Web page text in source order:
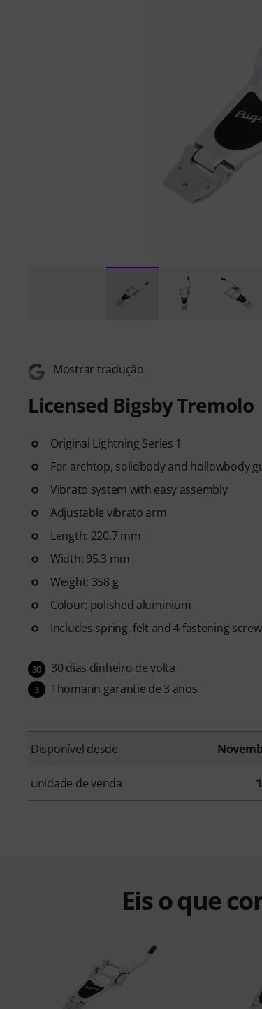
Mostrar tradução
Licensed Bigsby Tremolo
Original Lightning Series 1
For archtop, solidbody and hollowbody
Vibrato system with easy assembly
Adjustable vibrato arm
Length: 220.7 mm
Width: 95.3 mm
Weight: 358 g
Colour: polished aluminium
Includes spring, felt and 4 fastening
30 30 dias dinheiro de volta
3 Thomann garantie de 3 anos
Disponível desde
unidade de venda
Eis o que